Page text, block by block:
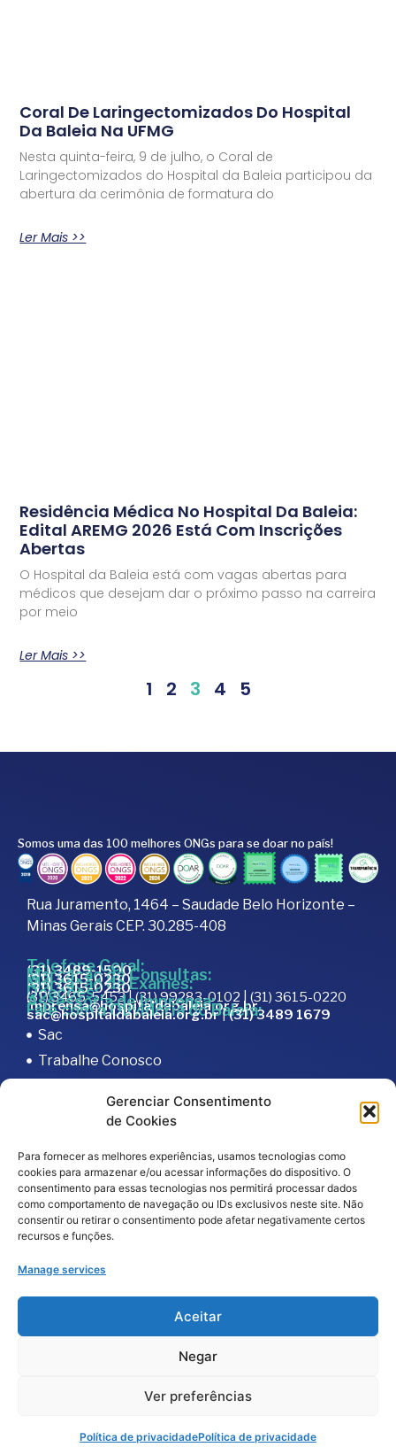
Gerenciar Consentimento
de Cookies
Para fornecer as melhores experiências, usamos tecnologias como
cookies para armazenar e/ou acessar informações do dispositivo. O
consentimento para essas tecnologias nos permitirá processar dados
como comportamento de navegação ou IDs exclusivos neste site. Não
consentir ou retirar o consentimento pode afetar negativamente certos
recursos e funções.
Manage services
Aceitar
Negar
Ver preferências
Política de privacidadePolítica de privacidade
Coral De Laringectomizados Do Hospital
Da Baleia Na UFMG
Nesta quinta-feira, 9 de julho, o Coral de
Laringectomizados do Hospital da Baleia participou da
abertura da cerimônia de formatura do
Ler Mais >>
Residência Médica No Hospital Da Baleia:
Edital AREMG 2026 Está Com Inscrições
Abertas
O Hospital da Baleia está com vagas abertas para
médicos que desejam dar o próximo passo na carreira
por meio
Ler Mais >>
1 2 3 4 5
Somos uma das 100 melhores ONGs para se doar no país!
Rua Juramento, 1464 – Saudade Belo Horizonte –
Minas Gerais CEP. 30.285-408
Telefone Geral:
(31) 3489-1500
Marcação de Consultas:
(31) 3615-0230
Marcação de Exames:
(31) 3615-0230
Doações:
(31) 3465-5453 | (31) 99283-0102 | (31) 3615-0220
Assessoria de Imprensa:
imprensa@hospitaldabaleia.org.br
Fale com a Ouvidoria do Baleia:
sac@hospitaldabaleia.org.br|(31) 3489 1679
Sac
Trabalhe Conosco
Código de Integridade
© Todos os direitos reservados – Hospital da
Política de Privacidade
Doe Agora